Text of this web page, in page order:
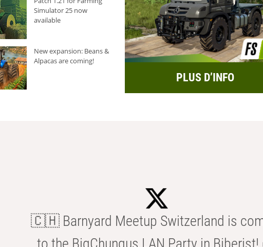
Simulator 25 now
available
New expansion: Beans &
Alpacas are coming!
PLUS D’INFO
🇨🇭 Barnyard Meetup Switzerland is